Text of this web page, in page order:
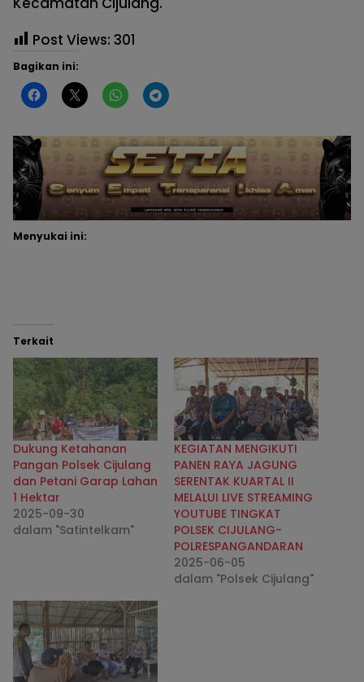
Post Views: 301
Bagikan ini:
Menyukai ini:
Terkait
Dukung Ketahanan
Pangan Polsek Cijulang
dan Petani Garap Lahan
1 Hektar
2025-09-30
dalam "Satintelkam"
KEGIATAN MENGIKUTI
PANEN RAYA JAGUNG
SERENTAK KUARTAL II
MELALUI LIVE STREAMING
YOUTUBE TINGKAT
POLSEK CIJULANG-
POLRESPANGANDARAN
2025-06-05
dalam "Polsek Cijulang"